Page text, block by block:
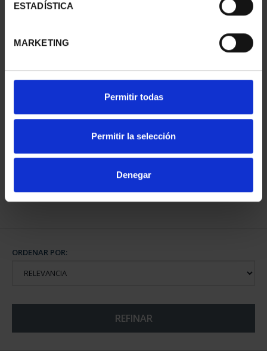
ESTADÍSTICA
MARKETING
Permitir todas
Permitir la selección
Denegar
CAPITALES DE
COMPLET...
3.796,00 €
ORDENAR POR:
REFINAR